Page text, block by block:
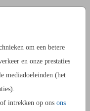
om een betere
en onze prestaties
mediadoeleinden (het
intrekken op ons ons